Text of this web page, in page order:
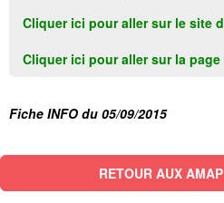
Cliquer ici pour aller sur le site
Cliquer ici pour aller sur la
Fiche INFO du 05/09/2015
RETOUR AUX